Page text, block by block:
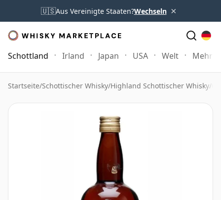
🇺🇸Aus Vereinigte Staaten?Wechseln ×
Schottland Irland Japan USA Welt Mehr
Startseite/Schottischer Whisky/Highland Schottischer Whisky/